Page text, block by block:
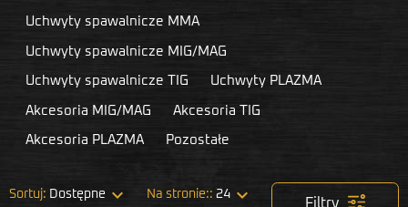
Uchwyty spawalnicze MMA
Uchwyty spawalnicze MIG/MAG
Uchwyty spawalnicze TIG Uchwyty PLAZMA
Akcesoria MIG/MAG Akcesoria TIG
Akcesoria PLAZMA Pozostałe
Sortuj: Dostępne  Na stronie:: 24  Filtry